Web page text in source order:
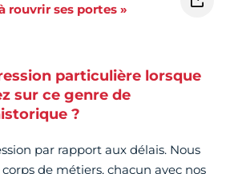
rouvrir ses portes »
particulière lorsque
sur ce genre de
?
par rapport aux délais. Nous
de métiers, chacun avec nos